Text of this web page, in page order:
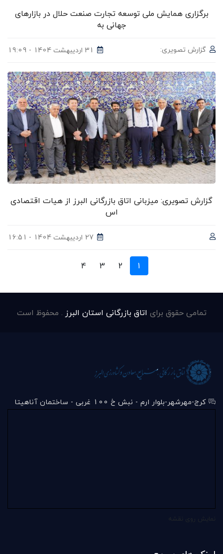
برگزاری همایش ملی توسعه تجارت صنعت حلال در بازارهای
جهانی به
گزارش تصویری: 31 اردیبهشت 1404 - 19:09
گزارش تصویری: میزبانی اتاق بازرگانی البرز از هیات اقتصادی
اس
27 اردیبهشت 1404 - 16:51
1
2
3
4
تمامی حقوق برای اتاق بازرگانی استان البرز . محفوظ است
کرج-مهرشهر-بلوار ارم - نبش خ 100 غربی - ساختمان آناهیتا